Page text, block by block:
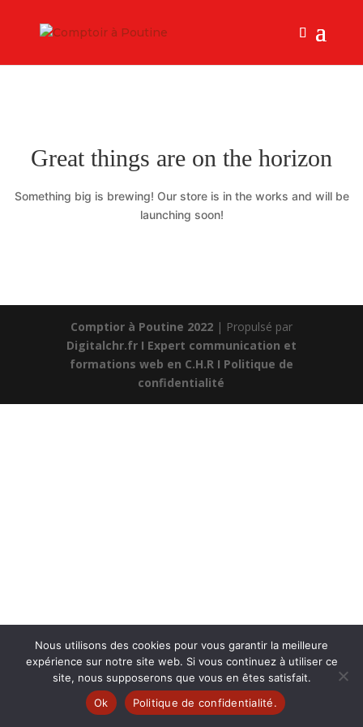
Great things are on the horizon
Something big is brewing! Our store is in the works and will be
launching soon!
Comptior à Poutine 2022| Propulsé par
Digitalchr.fr I Expert communication et
formations web en C.H.R I Politique de
confidentialité
Nous utilisons des cookies pour vous garantir la meilleure
expérience sur notre site web. Si vous continuez à utiliser ce
site, nous supposerons que vous en êtes satisfait.
Ok
Politique de confidentialité.